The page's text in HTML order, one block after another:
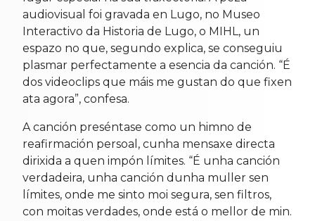
audiovisual foi gravada en Lugo, no Museo
Interactivo da Historia de Lugo, o MIHL, un
espazo no que, segundo explica, se conseguiu
plasmar perfectamente a esencia da canción. “É
dos videoclips que máis me gustan do que fixen
ata agora”, confesa.
A canción preséntase como un himno de
reafirmación persoal, cunha mensaxe directa
dirixida a quen impón límites. “É unha canción
verdadeira, unha canción dunha muller sen
límites, onde me sinto moi segura, sen filtros,
con moitas verdades, onde está o mellor de min.